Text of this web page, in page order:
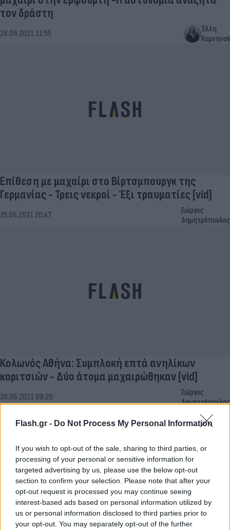
Flash.gr - Do Not Process My Personal Information
If you wish to opt-out of the sale, sharing to third parties, or
processing of your personal or sensitive information for
targeted advertising by us, please use the below opt-out
section to confirm your selection. Please note that after your
opt-out request is processed you may continue seeing
interest-based ads based on personal information utilized by
us or personal information disclosed to third parties prior to
your opt-out. You may separately opt-out of the further
τον δράστη
28.06.2021 11:55
Έλλη
Κομνηνού
Επίθεση με μαχαίρι στο Βίρτσμπουργκ της
Γερμανίας - Τρεις νεκροί - Έξι τραυματίες [vid]
25.06.2021 20:47
Γιώργος
Δημητρόπουλος
Κολωνός Αθήνα: Συμπλοκή επτά ανηλίκων
κοριτσιών - Δύο άτομα μαχαιρώθηκαν [vid]
20.06.2021 09:20
Γιώργος
Δημητρόπουλος